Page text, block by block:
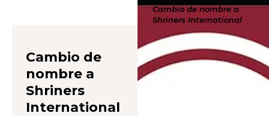
Cambio de nombre a
Shriners International
Cambio de
nombre a
Shriners
International